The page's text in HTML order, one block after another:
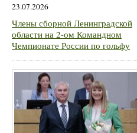
23.07.2026
Члены сборной Ленинградской
области на 2-ом Командном
Чемпионате России по гольфу